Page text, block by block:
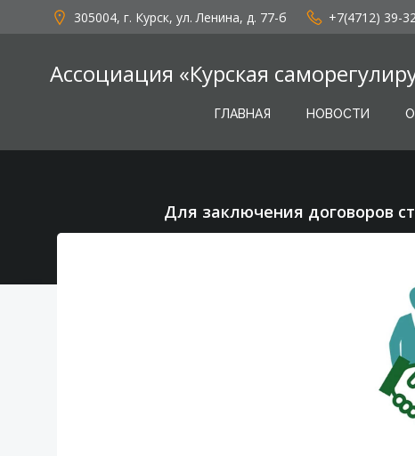
Перейти
к
305004, г. Курск, ул. Ленина, д. 77-б +7(4712) 39-
Ассоциация «Курская
ГЛАВНАЯ НОВОСТИ
Для заключения договоров